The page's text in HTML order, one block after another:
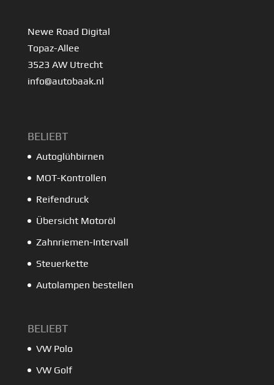
Newe Road Digital
Topaz-Allee
3523 AW Utrecht
info@autobaak.nl
BELIEBT
Autoglühbirnen
MOT-Kontrollen
Reifendruck
Übersicht Motoröl
Zahnriemen-Intervall
Steuerkette
Autolampen bestellen
BELIEBT
VW Polo
VW Golf